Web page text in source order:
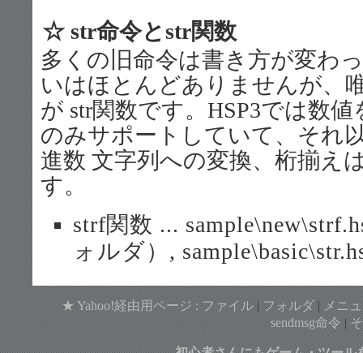
☆ str命令とstr関数
多くの旧命令は書き方が変わ
いはほとんどありませんが、
が str関数です。HSP3では数
のみサポートしていて、それ
進数 文字列への変換、桁揃え
す。
strf関数 ...
ォルダ）,
★ Yahoo!経由用ページ :ファイル | フォルダ | メニ
sendmsg命令 |